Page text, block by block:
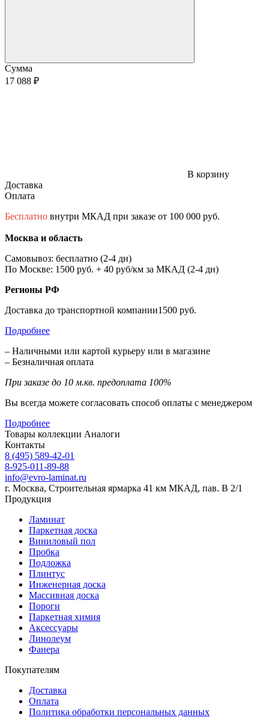
Сумма
17 088 ₽
В корзину
Доставка
Оплата
Бесплатно внутри МКАД при заказе от 100 000 руб.
Москва и область
Самовывоз: бесплатно (2-4 дн)
По Москве: 1500 руб. + 40 руб/км за МКАД (2-4 дн)
Регионы РФ
Доставка до транспортной компании1500 руб.
Подробнее
– Наличными или картой курьеру или в магазине
– Безналичная оплата
При заказе до 10 м.кв. предоплата 100%
Вы всегда можете согласовать способ оплаты с менеджером
Подробнее
Товары коллекции Аналоги
Контакты
8 (495) 589-42-01
8-925-011-89-88
info@evro-laminat.ru
г. Москва, Строительная ярмарка 41 км МКАД, пав. В 2/1
Продукция
Ламинат
Паркетная доска
Виниловый пол
Пробка
Подложка
Плинтус
Инженерная доска
Массивная доска
Пороги
Паркетная химия
Аксессуары
Линолеум
Фанера
Покупателям
Доставка
Оплата
Политика обработки персональных данных